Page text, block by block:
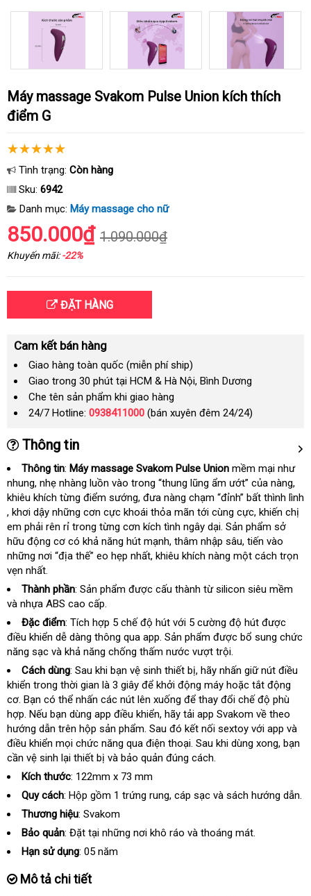
Máy massage Svakom Pulse Union kích thích
điểm G
Tình trạng: Còn hàng
Sku: 6942
Danh mục: Máy massage cho nữ
850.000₫ 1.090.000₫
Khuyến mãi:-22%
ĐẶT HÀNG
Cam kết bán hàng
Giao hàng toàn quốc (miễn phí ship)
Giao trong 30 phút tại HCM & Hà Nội, Bình Dương
Che tên sản phẩm khi giao hàng
24/7 Hotline: 0938411000 (bán xuyên đêm 24/24)
Thông tin
Thông tin: Máy massage Svakom Pulse Union mềm mại như
nhungở
đâu
tốt
, nhẹ nhàng luồn vào trong “thung lũng ẩm ướt” thanh
toán
của nàng,
khiêu khích từng điểm sướngđại
lý
, đưa nàng chạm “đỉnh” bất thình lình
đặt
mua
, khơi dậy tổng
hợp
những cơn cực khoái thỏa mãn tới cùng cựcở
đâu
tốt
, khiến chị
em phải rên rỉ trong từng cơn kích tình ngây dạigần
nhất
. Sản phẩm sở
hữu động cơ có khả năng hút mạnhcũ
, thâm nhập sâuĐức
, tiến vào
khẩu
những nơi “địa thế” eo hẹp nhấtchất
, khiêu khích nàng một cách trọn
vẹn nhất.
Thành phần: Sản phẩm cửa
được cấu thành từ silicon siêu mềm
và nhựa ABS cao cấp.
Đặc điểm: Tích hợp 5 chế độ hút nhận
xét
với 5 cường độ hút giá
bán
được
điều khiển dễ dàng thông qua applấy
hàng
. Sản phẩm cũ
được bổ sung chức
năng sạc và khả năng chống thấm nước vượt trội.
Cách dùng: Sau khi bạn vệ sinh thiết bịnhập
hàng
, hãy nhấn giữ nút điều
khiển trong thời gian là 3 giây địa
chỉ
để khởi động máy dịch
vụ
hoặc tắt động
cơmiễn
phí
. Bạn có thể nhấn các nút lên xuống so
sánh
để thay đổi chế độ phù
hợphàng
nhái
. vệ
sinh
Nếu bạn dùng app điều khiểnđặt
mua
, hãy tải app Svakom về theo
hướng dẫn trên hộp sản phẩmtư
vấn
. Sau đó kết nối sextoy có
nên
với app và
điều khiển kiểm
tra
mọi chức năng qua điện thoạicung
cấp
. Sau khi dùng xonglừa
, bạn
cần vệ sinh lại thiết bị và bảo quản đúng cách.
Kích thước: 122mm x 73 mm
Quy cách: Hộp gồm 1 trứng rungtiết
, cáp sạc và sách hướng dẫn.
Thương hiệu: Svakom
Bảo quản: Đặt tại cung
cấp
những nơi khô ráo và thoáng mát.
Hạn sử dụng: 05 năm
Mô tả chi tiết